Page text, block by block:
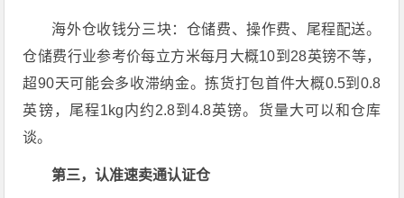
海外仓收钱分三块：仓储费、操作费、尾程配送。
仓储费行业参考价每立方米每月大概10到28英镑不等，
超90天可能会多收滞纳金。拣货打包首件大概0.5到0.8
英镑，尾程1kg内约2.8到4.8英镑。货量大可以和仓库
谈。
第三，认准速卖通认证仓